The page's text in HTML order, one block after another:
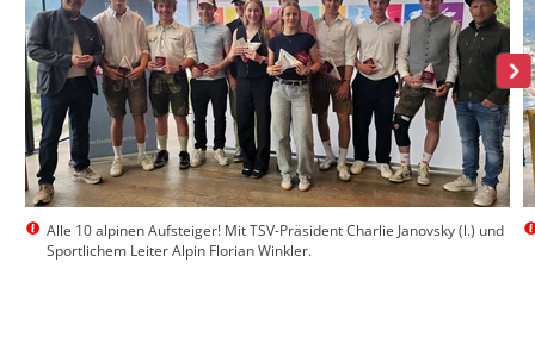
Alle 10 alpinen Aufsteiger! Mit TSV-Präsident Charlie Janovsky (l.) und
Sportlichem Leiter Alpin Florian Winkler.